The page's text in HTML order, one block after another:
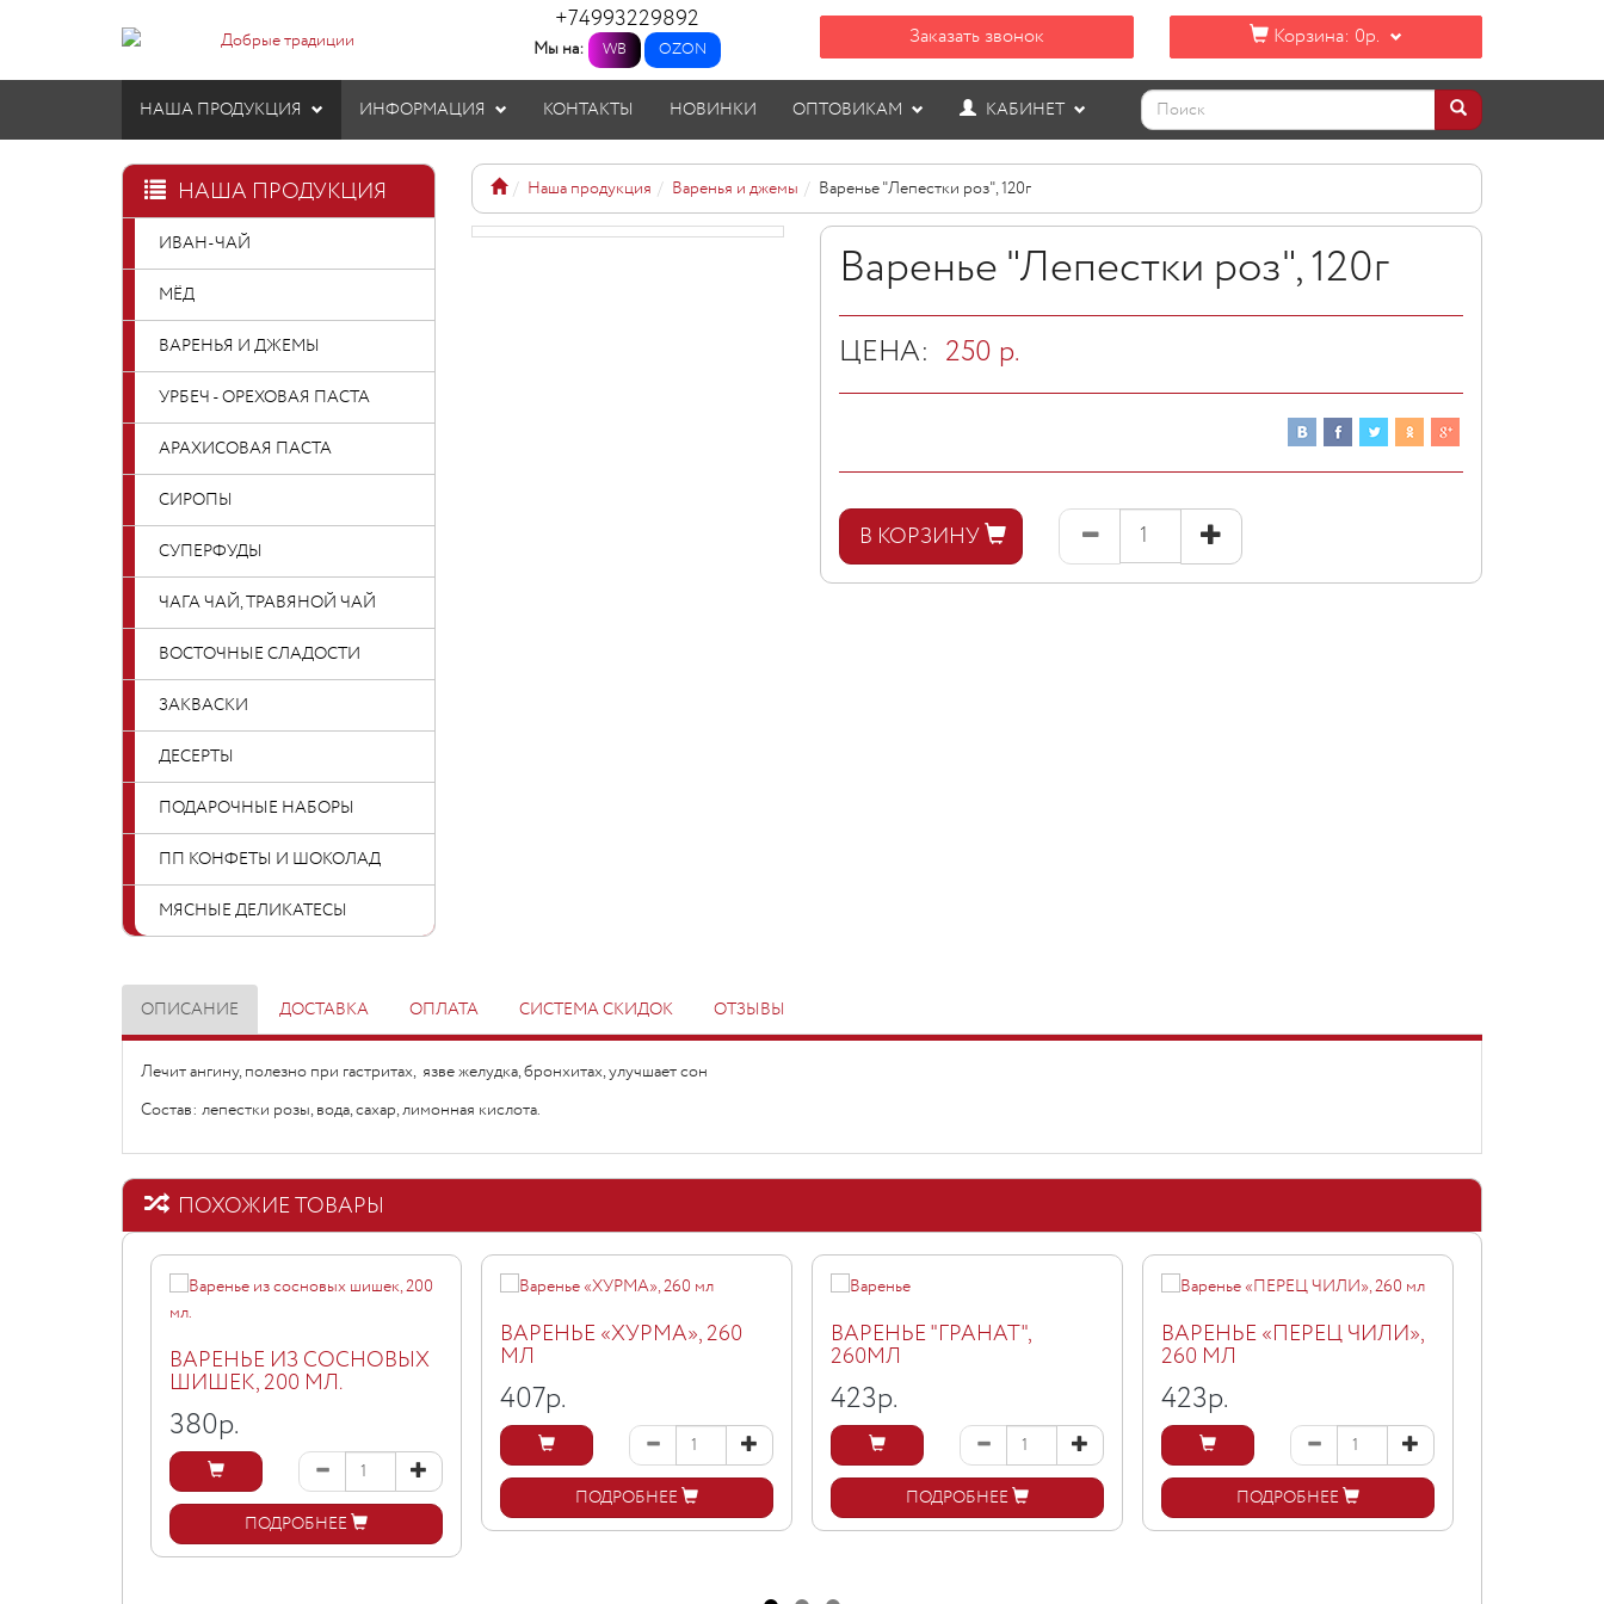
+74993229892
Мы на: WB OZON Заказать звонок Корзина: 0р.
НАША ПРОДУКЦИЯ ИНФОРМАЦИЯ КОНТАКТЫ НОВИНКИ ОПТОВИКАМ КАБИНЕТ
НАША ПРОДУКЦИЯ
ИВАН-ЧАЙ
МЁД
ВАРЕНЬЯ И ДЖЕМЫ
УРБЕЧ - ОРЕХОВАЯ ПАСТА
АРАХИСОВАЯ ПАСТА
СИРОПЫ
СУПЕРФУДЫ
ЧАГА ЧАЙ, ТРАВЯНОЙ ЧАЙ
ВОСТОЧНЫЕ СЛАДОСТИ
ЗАКВАСКИ
ДЕСЕРТЫ
ПОДАРОЧНЫЕ НАБОРЫ
ПП КОНФЕТЫ И ШОКОЛАД
МЯСНЫЕ ДЕЛИКАТЕСЫ
Наша продукция Варенья и джемы Варенье "Лепестки роз", 120г
Варенье "Лепестки роз", 120г
ЦЕНА: 250 р.
В КОРЗИНУ
ОПИСАНИЕ ДОСТАВКА ОПЛАТА СИСТЕМА СКИДОК ОТЗЫВЫ
Лечит ангину, полезно при гастритах, язве желудка, бронхитах, улучшает сон
Состав: лепестки розы, вода, сахар, лимонная кислота.
ПОХОЖИЕ ТОВАРЫ
ВАРЕНЬЕ ИЗ СОСНОВЫХ
ШИШЕК, 200 МЛ.
380р.
ПОДРОБНЕЕ
ВАРЕНЬЕ «ХУРМА», 260
МЛ
407р.
ПОДРОБНЕЕ
ВАРЕНЬЕ "ГРАНАТ",
260МЛ
423р.
ПОДРОБНЕЕ
ВАРЕНЬЕ «ПЕРЕЦ ЧИЛИ»,
260 МЛ
423р.
ПОДРОБНЕЕ